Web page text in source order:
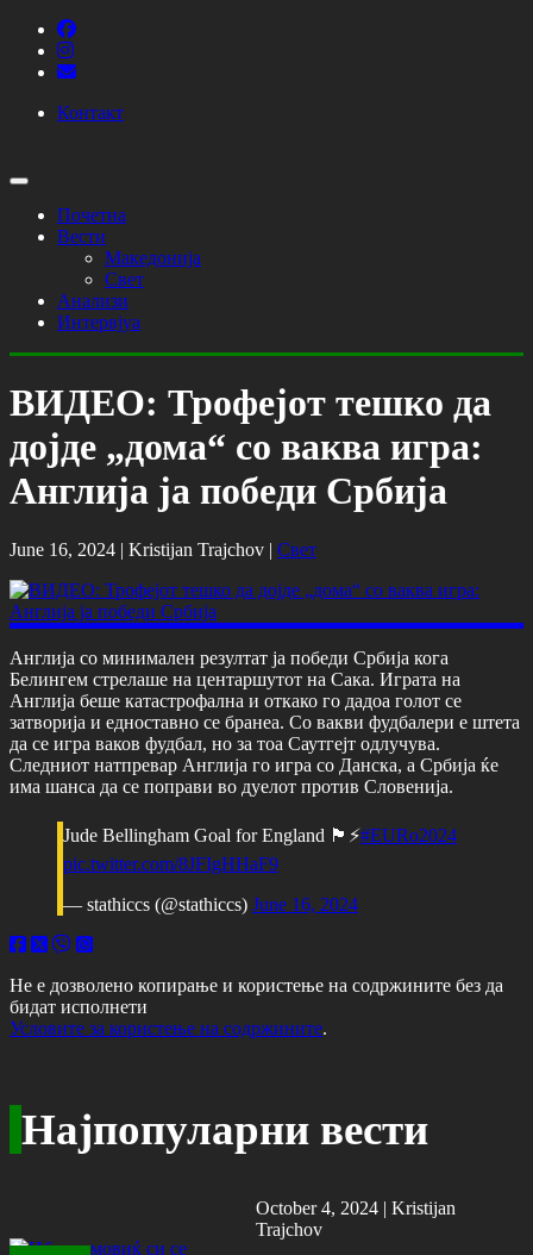
Контакт
Почетна
Вести
Македонија
Свет
Анализи
Интервјуа
ВИДЕО: Трофејот тешко да
дојде „дома“ со ваква игра:
Англија ја победи Србија
June 16, 2024 | Kristijan Trajchov | Свет
Англија со минимален резултат ја победи Србија кога
Белингем стрелаше на центаршутот на Сака. Играта на
Англија беше катастрофална и откако го дадоа голот се
затворија и едноставно се бранеа. Со вакви фудбалери е штета
да се игра ваков фудбал, но за тоа Саутгејт одлучува.
Следниот натпревар Англија го игра со Данска, а Србија ќе
има шанса да се поправи во дуелот против Словенија.
Jude Bellingham Goal for England 🏴󠁧󠁢󠁥󠁮󠁧󠁿⚡️#EURo2024
pic.twitter.com/8JFIgHHaF9
— stathiccs (@stathiccs) June 16, 2024
Не е дозволено копирање и користење на содржините без да
бидат исполнети
Условите за користење на содржините.
Најпопуларни вести
October 4, 2024 |Kristijan
Trajchov